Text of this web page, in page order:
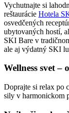
Vychutnajte si
reštaurácie Hotela
osvedčených
ubytovaných hostí,
SKI Bare v
ale aj výdatný SKI
Wellness svet –
Doprajte si relax po
sily v harmonickom